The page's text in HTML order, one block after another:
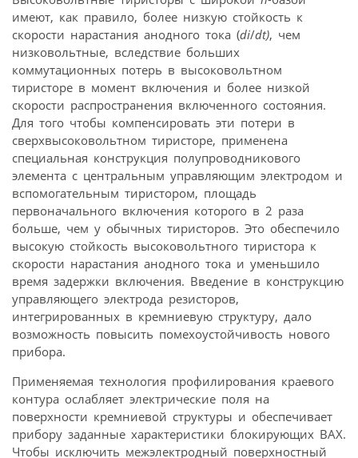
имеют, как правило, более низкую стойкость к
скорости нарастания анодного тока (di/dt), чем
низковольтные, вследствие больших
коммутационных потерь в высоко­вольтном
тиристоре в момент включения и более низкой
скорости распространения включенного состояния.
Для того чтобы компенсировать эти потери в
сверхвысоко­вольтном тиристоре, применена
специальная конструкция полупроводникового
элемента с центральным управляющим электродом и
вспомогательным тиристором, площадь
первоначального включения которого в 2 раза
больше, чем у обычных тиристоров. Это обеспечило
высокую стойкость высоковольтного тиристора к
скорости нарастания анодного тока и уменьшило
время задержки включения. Введение в конструкцию
управляющего электрода резисторов,
интегрированных в кремниевую структуру, дало
возможность повысить помехоустойчивость нового
прибора.
Применяемая технология профилирования краевого
контура ослабляет электрические поля на
поверхности кремниевой структуры и обеспечивает
прибору заданные характеристики блокирующих ВАХ.
Чтобы исключить межэлектродный поверхностный